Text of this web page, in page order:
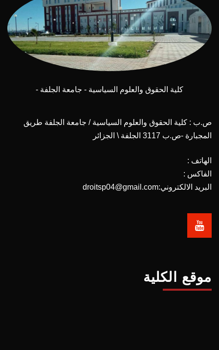
كلية الحقوق والعلوم السياسية - جامعة الجلفة -
ص.ب : كلية الحقوق والعلوم السياسية / جامعة الجلفة طريق
المجبارة -ص.ب 3117 الجلفة \ الجزائر
الهاتف :
الفاكس :
البريد الالكتروني:droitsp04@gmail.com
موقع الكلية